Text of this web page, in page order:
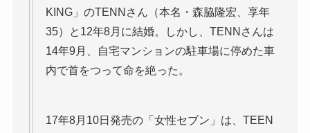
KING」のTENNさん（本名・森脇隆宏、享年
35）と12年8月に結婚。しかし、TENNさんは
14年9月、自宅マンションの駐車場に停めた車
内で首をつって命を絶った。
17年8月10日発売の「女性セブン」は、TEEN